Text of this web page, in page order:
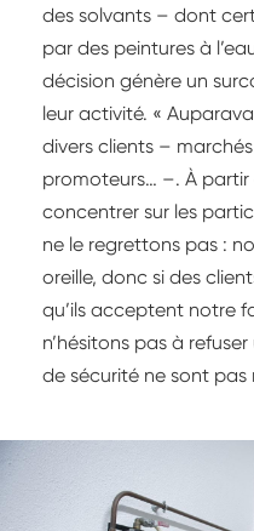
des solvants – dont
par des peintures à
décision génère un
leur activité. «
divers clients –
promoteurs… –. À
concentrer sur les
ne le regrettons pas :
oreille, donc si des
qu’ils acceptent notre
n’hésitons pas à
de sécurité ne sont pas